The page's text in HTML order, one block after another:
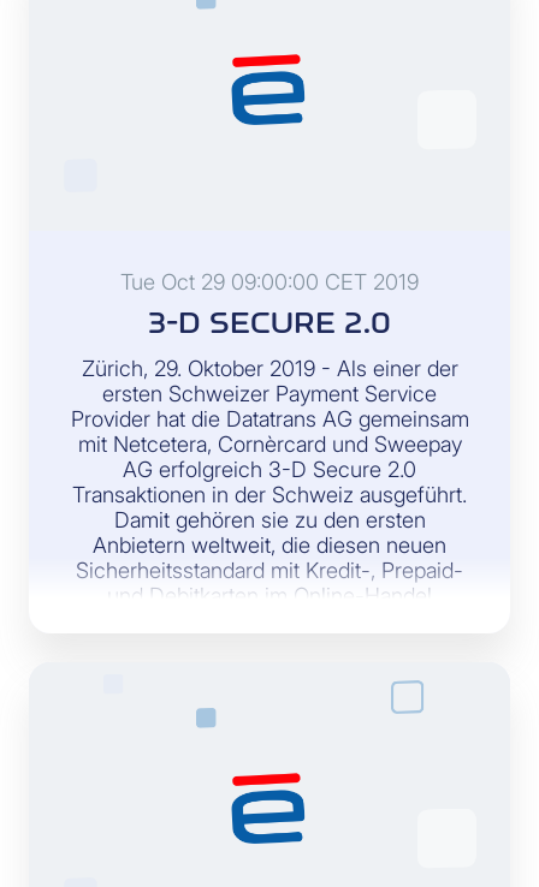
Tue Oct 29 09:00:00 CET 2019
3-D SECURE 2.0
Zürich, 29. Oktober 2019 - Als einer der
ersten Schweizer Payment Service
Provider hat die Datatrans AG gemeinsam
mit Netcetera, Cornèrcard und Sweepay
AG erfolgreich 3-D Secure 2.0
Transaktionen in der Schweiz ausgeführt.
Damit gehören sie zu den ersten
Anbietern weltweit, die diesen neuen
Sicherheitsstandard mit Kredit-, Prepaid-
und Debitkarten im Online-Handel